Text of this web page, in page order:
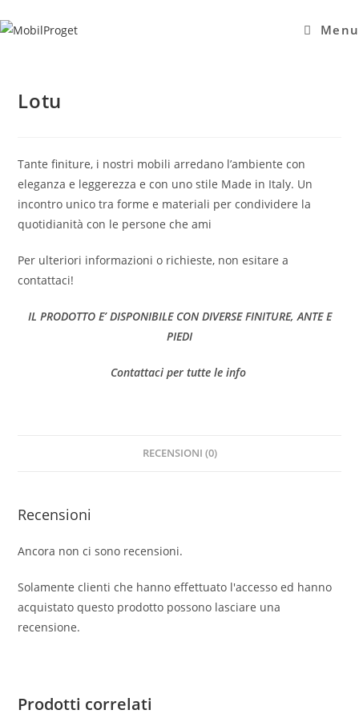
al
Menu
Lotu
Tante finiture, i nostri mobili arredano l’ambiente con
eleganza e leggerezza e con uno stile Made in Italy. Un
incontro unico tra forme e materiali per condividere la
quotidianità con le persone che ami
Per ulteriori informazioni o richieste, non esitare a
contattaci!
IL PRODOTTO E’ DISPONIBILE CON DIVERSE FINITURE, ANTE E
PIEDI
Contattaci per tutte le info
RECENSIONI (0)
Recensioni
Ancora non ci sono recensioni.
Solamente clienti che hanno effettuato l'accesso ed hanno
acquistato questo prodotto possono lasciare una
recensione.
Prodotti correlati